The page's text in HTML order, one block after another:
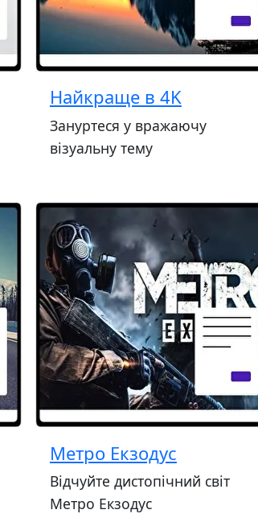
Найкраще в 4K
Зануртеся у вражаючу
візуальну тему
Метро Екзодус
Відчуйте дистопічний світ
Метро Екзодус